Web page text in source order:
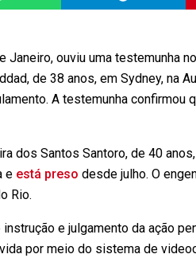
Janeiro, ouviu uma testemunha
de 38 anos, em Sydney, na
A testemunha confirmou
dos Santos Santoro, de 40
e está preso desde julho. O
Rio.
e julgamento da ação
por meio do sistema de